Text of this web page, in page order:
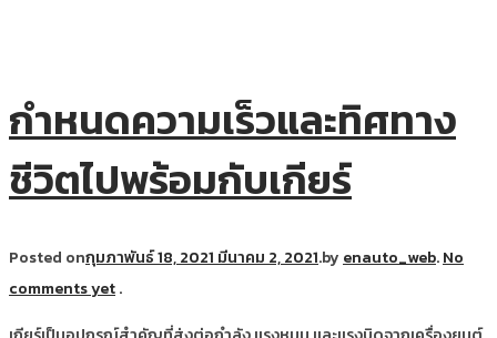
กำหนดความเร็วและทิศทาง
ชีวิตไปพร้อมกับเกียร์
Posted onกุมภาพันธ์ 18, 2021 มีนาคม 2, 2021.by enauto_web.No
comments yet.